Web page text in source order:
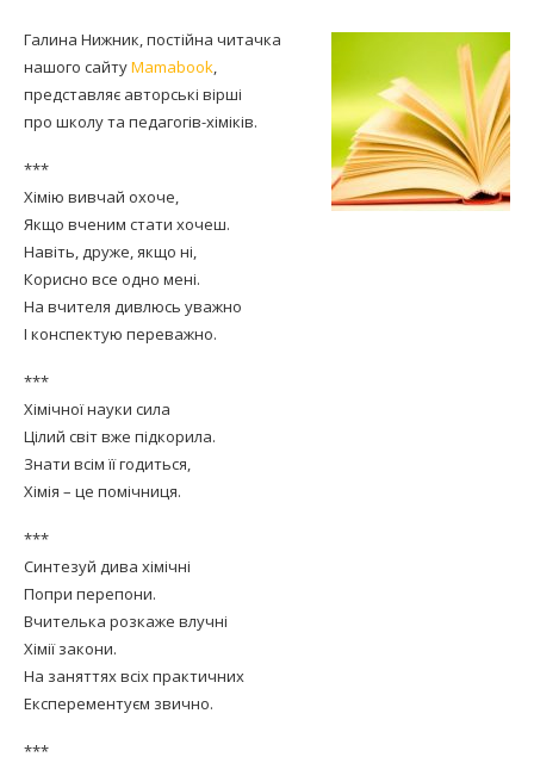
Галина Нижник, постійна читачка
нашого сайтуMamabook,
представляє авторські вірші
про школу та педагогів-хіміків.
***
Хімію вивчай охоче,
Якщо вченим стати хочеш.
Навіть, друже, якщо ні,
Корисно все одно мені.
На вчителя дивлюсь уважно
І конспектую переважно.
***
Хімічної науки сила
Цілий світ вже підкорила.
Знати всім її годиться,
Хімія – це помічниця.
***
Синтезуй дива хімічні
Попри перепони.
Вчителька розкаже влучні
Хімії закони.
На заняттях всіх практичних
Експерементуєм звично.
***